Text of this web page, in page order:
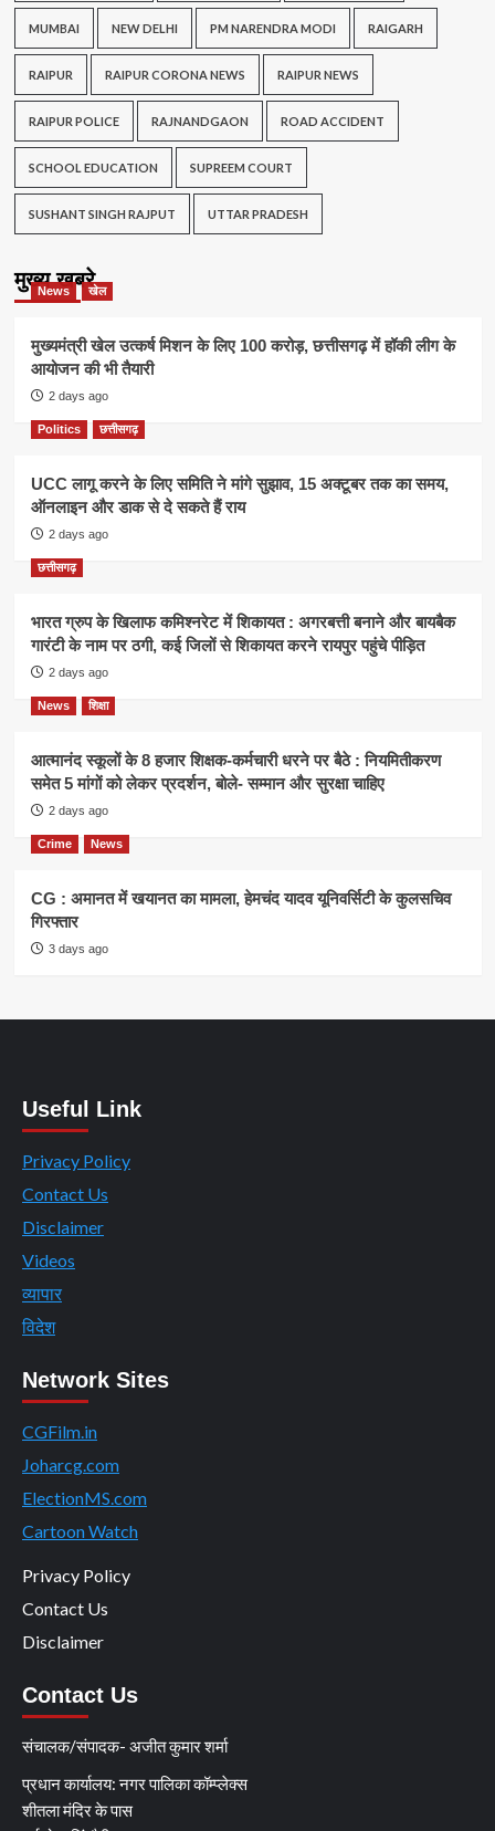
MUMBAI NEW DELHI PM NARENDRA MODI RAIGARH
RAIPUR RAIPUR CORONA NEWS RAIPUR NEWS
RAIPUR POLICE RAJNANDGAON ROAD ACCIDENT
SCHOOL EDUCATION SUPREEM COURT
SUSHANT SINGH RAJPUT UTTAR PRADESH
मुख्य खबरे
News खेल
मुख्यमंत्री खेल उत्कर्ष मिशन के लिए 100 करोड़, छत्तीसगढ़ में हॉकी लीग के
आयोजन की भी तैयारी
2 days ago
Politics छत्तीसगढ़
UCC लागू करने के लिए समिति ने मांगे सुझाव, 15 अक्टूबर तक का समय,
ऑनलाइन और डाक से दे सकते हैं राय
2 days ago
छत्तीसगढ़
भारत ग्रुप के खिलाफ कमिश्नरेट में शिकायत : अगरबत्ती बनाने और बायबैक
गारंटी के नाम पर ठगी, कई जिलों से शिकायत करने रायपुर पहुंचे पीड़ित
2 days ago
News शिक्षा
आत्मानंद स्कूलों के 8 हजार शिक्षक-कर्मचारी धरने पर बैठे : नियमितीकरण
समेत 5 मांगों को लेकर प्रदर्शन, बोले- सम्मान और सुरक्षा चाहिए
2 days ago
Crime News
CG : अमानत में खयानत का मामला, हेमचंद यादव यूनिवर्सिटी के कुलसचिव
गिरफ्तार
3 days ago
Useful Link
Privacy Policy
Contact Us
Disclaimer
Videos
व्यापार
विदेश
Network Sites
CGFilm.in
Joharcg.com
ElectionMS.com
Cartoon Watch
Privacy Policy
Contact Us
Disclaimer
Contact Us
संचालक/संपादक- अजीत कुमार शर्मा
प्रधान कार्यालय: नगर पालिका कॉम्प्लेक्स
शीतला मंदिर के पास